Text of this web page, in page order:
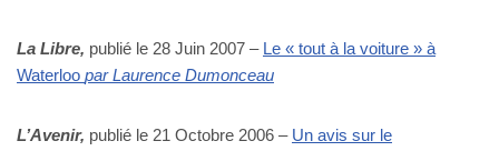
La Libre, publié le 28 Juin 2007 – Le « tout à la voiture » à
Waterloo par Laurence Dumonceau
L’Avenir, publié le 21 Octobre 2006 – Un avis sur le